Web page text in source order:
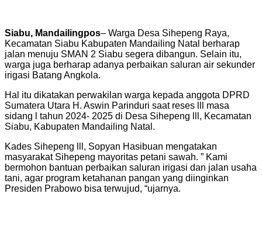
Siabu, Mandailingpos– Warga Desa Sihepeng Raya,
Kecamatan Siabu Kabupaten Mandailing Natal berharap
jalan menuju SMAN 2 Siabu segera dibangun. Selain itu,
warga juga berharap adanya perbaikan saluran air sekunder
irigasi Batang Angkola.
Hal itu dikatakan perwakilan warga kepada anggota DPRD
Sumatera Utara H. Aswin Parinduri saat reses lll masa
sidang l tahun 2024- 2025 di Desa Sihepeng lll, Kecamatan
Siabu, Kabupaten Mandailing Natal.
Kades Sihepeng lll, Sopyan Hasibuan mengatakan
masyarakat Sihepeng mayoritas petani sawah. ” Kami
bermohon bantuan perbaikan saluran irigasi dan jalan usaha
tani, agar program ketahanan pangan yang diinginkan
Presiden Prabowo bisa terwujud, “ujarnya.